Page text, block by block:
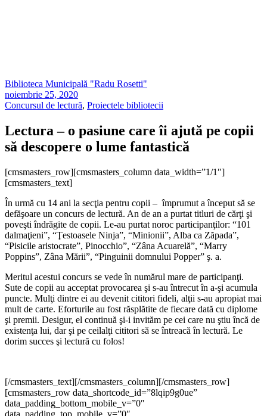
Biblioteca Municipală "Radu Rosetti"
noiembrie 25, 2020
Concursul de lectură, Proiectele bibliotecii
Lectura – o pasiune care îi ajută pe copii
să descopere o lume fantastică
[cmsmasters_row][cmsmasters_column data_width=”1/1″]
[cmsmasters_text]
În urmă cu 14 ani la secţia pentru copii – împrumut a început să se
defăşoare un concurs de lectură. An de an a purtat titluri de cărţi şi
poveşti îndrăgite de copii. Le-au purtat noroc participanţilor: “101
dalmaţieni”, “Ţestoasele Ninja”, “Minionii”, Alba ca Zăpada”,
“Pisicile aristocrate”, Pinocchio”, “Zâna Acuarelă”, “Marry
Poppins”, Zâna Mării”, “Pinguinii domnului Popper” ş. a.
Meritul acestui concurs se vede în numărul mare de participanţi.
Sute de copii au acceptat provocarea şi s-au întrecut în a-şi acumula
puncte. Mulţi dintre ei au devenit cititori fideli, alţii s-au apropiat mai
mult de carte. Eforturile au fost răsplătite de fiecare dată cu diplome
şi premii. Desigur, el continuă şi-i invităm pe cei care nu ştiu încă de
existenţa lui, dar şi pe ceilalţi cititori să se întreacă în lectură. Le
dorim succes şi lectură cu folos!
[/cmsmasters_text][/cmsmasters_column][/cmsmasters_row]
[cmsmasters_row data_shortcode_id=”8lqip9g0ue”
data_padding_bottom_mobile_v=”0″